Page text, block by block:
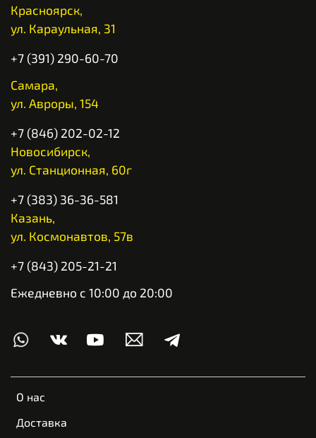
О нас
Доставка
Красноярск,
ул. Караульная, 31
+7 (391) 290-60-70
Самара,
ул. Авроры, 154
+7 (846) 202-02-12
Новосибирск,
ул. Станционная, 60г
+7 (383) 36-36-581
Казань,
ул. Космонавтов, 57в
+7 (843) 205-21-21
Ежедневно с 10:00 до 20:00